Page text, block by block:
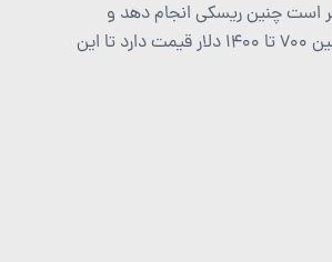
است چنین ریسکی انجام دهد و
باعث اعتراض احتمالی خریداران شود؟ آیا واقعا قرار دادن یک دانگل 9 دلاری درون جعبه آیفونی که بین 700 تا 1400 دلار قیمت دارد تا این